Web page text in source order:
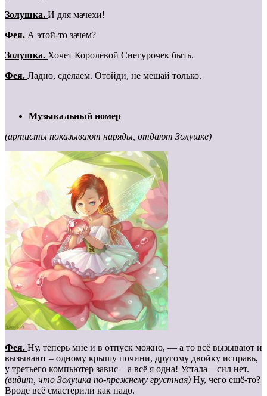
Золушка. И для мачехи!
Фея. А этой-то зачем?
Золушка. Хочет Королевой Снегурочек быть.
Фея. Ладно, сделаем. Отойди, не мешай только.
Музыкальный номер
(артисты показывают наряды, отдают Золушке)
Фея. Ну, теперь мне и в отпуск можно, — а то всё вызывают и
вызывают – одному крышу почини, другому двойку исправь,
у третьего компьютер завис – а всё я одна! Устала – сил нет.
(видит, что Золушка по-прежнему грустная) Ну, чего ещё-то?
Вроде всё смастерили как надо.